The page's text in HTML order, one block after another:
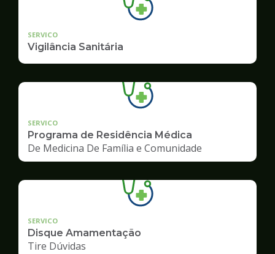
SERVICO
Vigilância Sanitária
SERVICO
Programa de Residência Médica
De Medicina De Família e Comunidade
SERVICO
Disque Amamentação
Tire Dúvidas